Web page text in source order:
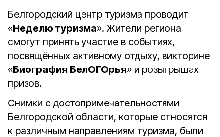
Белгородский центр туризма проводит
«Неделю туризма». Жители региона
смогут принять участие в событиях,
посвящённых активному отдыху, викторине
«Биография БелОГОрья» и розыгрышах
призов.
Снимки с достопримечательностями
Белгородской области, которые относятся
к различным направлениям туризма, были